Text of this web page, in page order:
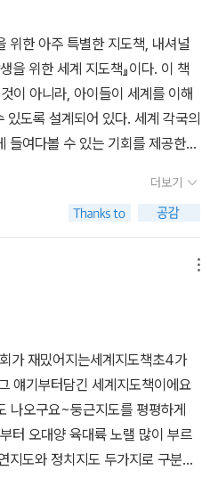
위한 아주 특별한 지도책, 내셔널
을 위한 세계 지도책』이다. 이 책
이 아니라, 아이들이 세계를 이해
도록 설계되어 있다. 세계 각국의
들여다볼 수 있는 기회를 제공한
이미지를 통해 세계의 다양한 지
수 있다. 지도 한 장 한 장이 마
을 준다.지도를 보는 것이 단순히
역의 자연환경, 동식물, 그리고 문
에서 이 책은 교육적 가치가 매우
서부터 아메리카까지 각 대륙을 자
들이 지리적 위치와 함께 그 지역
.이 책에서는 지도의 기본적인 이
기호의 의미 등도 친절하게 설명
, 지형을 이해하는 방법 등이 단계
접하는 어린이들도 쉽게 따라갈
인 동식물과 유명한 건축물, 풍경
더보기
가 재밌어지는세계지도책초4가
얘기부터담긴 세계지도책이에요
나오구요~둥근지도를 평평하게
터 오대양 육대륙 노랠 많이 부르
지도와 정치지도 두가지로 구분하